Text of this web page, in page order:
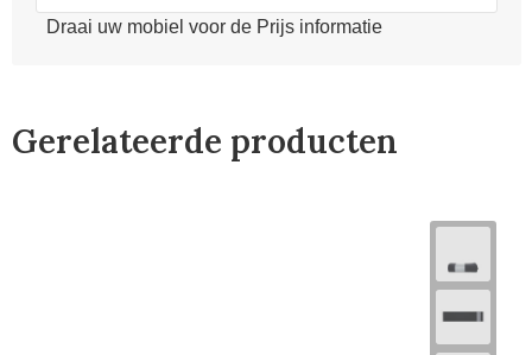
Draai uw mobiel voor de Prijs informatie
Gerelateerde producten